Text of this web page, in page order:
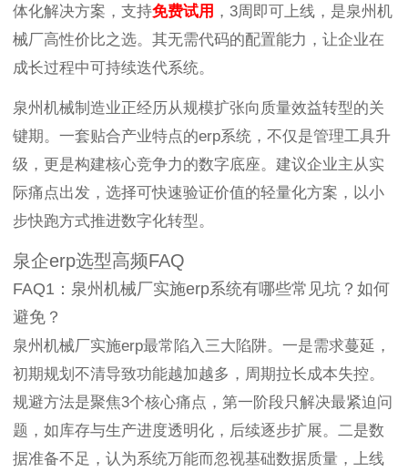
体化解决方案，支持免费试用 ，3周即可上线，是泉州机
械厂高性价比之选。其无需代码的配置能力，让企业在
成长过程中可持续迭代系统。
泉州机械制造业正经历从规模扩张向质量效益转型的关
键期。一套贴合产业特点的erp系统，不仅是管理工具升
级，更是构建核心竞争力的数字底座。建议企业主从实
际痛点出发，选择可快速验证价值的轻量化方案，以小
步快跑方式推进数字化转型。
泉企erp选型高频FAQ
FAQ1：泉州机械厂实施erp系统有哪些常见坑？如何
避免？
泉州机械厂实施erp最常陷入三大陷阱。一是需求蔓延，
初期规划不清导致功能越加越多，周期拉长成本失控。
规避方法是聚焦3个核心痛点，第一阶段只解决最紧迫问
题，如库存与生产进度透明化，后续逐步扩展。二是数
据准备不足，认为系统万能而忽视基础数据质量，上线